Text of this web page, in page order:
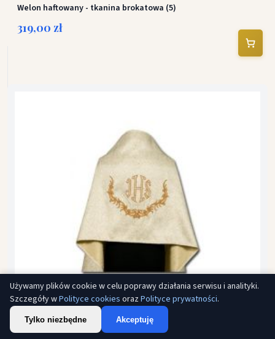
Welon haftowany - tkanina brokatowa (5)
319,00 zł
Używamy plików cookie w celu poprawy działania serwisu i analityki.
Szczegóły wPolityce cookies orazPolityce prywatności.
Tylko niezbędne Akceptuję